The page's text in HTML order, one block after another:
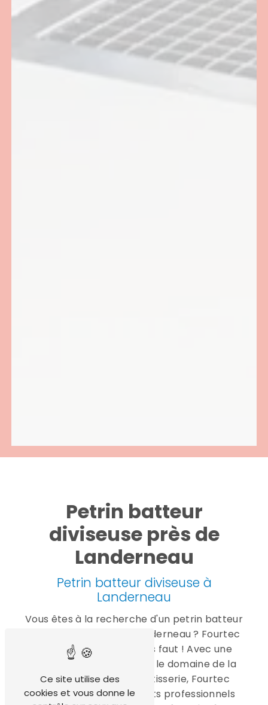
Petrin batteur
diviseuse près de
Landerneau
Petrin batteur diviseuse à
Landerneau
Vous êtes à la recherche d'un petrin batteur
diviseuse de qualité à Landerneau ? Fourtec
est l'entreprise qu'il vous faut ! Avec une
expertise reconnue dans le domaine de la
boulangerie et de la pâtisserie, Fourtec
propose des équipements professionnels
Ce site utilise des
cookies et vous donne le